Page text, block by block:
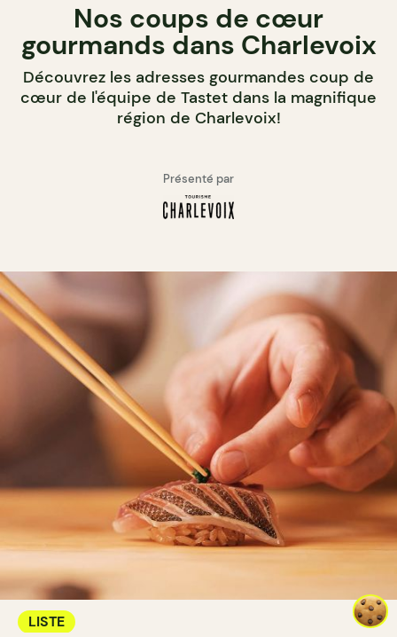
Nos coups de cœur
gourmands dans Charlevoix
Découvrez les adresses gourmandes coup de
cœur de l'équipe de Tastet dans la magnifique
région de Charlevoix!
Présenté par
LISTE